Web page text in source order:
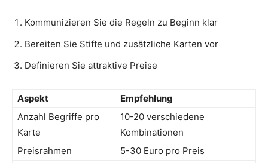
Kommunizieren Sie die Regeln zu Beginn klar
Bereiten Sie Stifte und zusätzliche Karten vor
Definieren Sie attraktive Preise
Aspekt
Empfehlung
Anzahl Begriffe pro
Karte
10-20 verschiedene
Kombinationen
Preisrahmen
5-30 Euro pro Preis